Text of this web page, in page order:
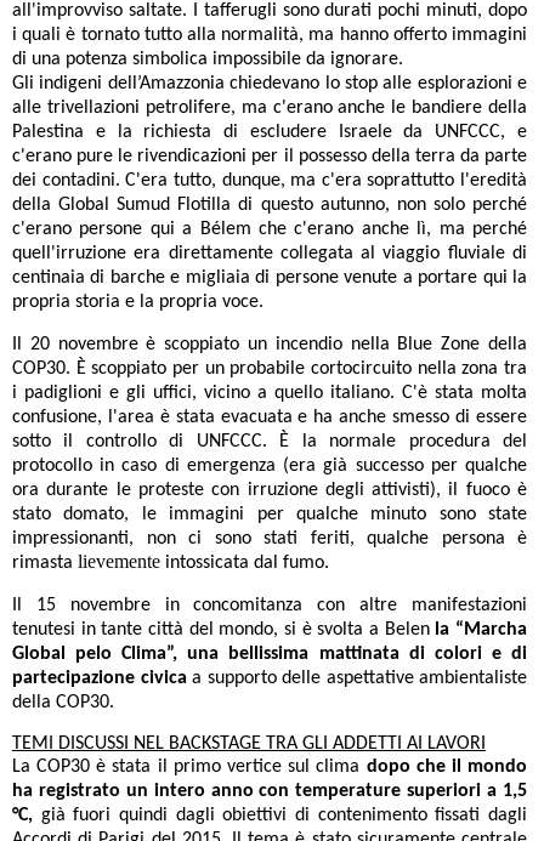
all'improvviso saltate. I tafferugli sono durati pochi minuti, dopo
i quali è tornato tutto alla normalità, ma hanno offerto immagini
di una potenza simbolica impossibile da ignorare.
Gli indigeni dell’Amazzonia chiedevano lo stop alle esplorazioni e
alle trivellazioni petrolifere, ma c'erano anche le bandiere della
Palestina e la richiesta di escludere Israele da UNFCCC, e
c'erano pure le rivendicazioni per il possesso della terra da parte
dei contadini. C'era tutto, dunque, ma c'era soprattutto l'eredità
della Global Sumud Flotilla di questo autunno, non solo perché
c'erano persone qui a Bélem che c'erano anche lì, ma perché
quell'irruzione era direttamente collegata al viaggio fluviale di
centinaia di barche e migliaia di persone venute a portare qui la
propria storia e la propria voce.
Il 20 novembre è scoppiato un incendio nella Blue Zone della
COP30. È scoppiato per un probabile cortocircuito nella zona tra
i padiglioni e gli uffici, vicino a quello italiano. C'è stata molta
confusione, l'area è stata evacuata e ha anche smesso di essere
sotto il controllo di UNFCCC. È la normale procedura del
protocollo in caso di emergenza (era già successo per qualche
ora durante le proteste con irruzione degli attivisti), il fuoco è
stato domato, le immagini per qualche minuto sono state
impressionanti, non ci sono stati feriti, qualche persona è
rimasta lievemente intossicata dal fumo.
Il 15 novembre in concomitanza con altre manifestazioni
tenutesi in tante città del mondo, si è svolta a Belen la “Marcha
Global pelo Clima”, una bellissima mattinata di colori e di
partecipazione civica a supporto delle aspettative ambientaliste
della COP30.
TEMI DISCUSSI NEL BACKSTAGE TRA GLI ADDETTI AI LAVORI
La COP30 è stata il primo vertice sul clima dopo che il mondo
ha registrato un intero anno con temperature superiori a 1,5
°C, già fuori quindi dagli obiettivi di contenimento fissati dagli